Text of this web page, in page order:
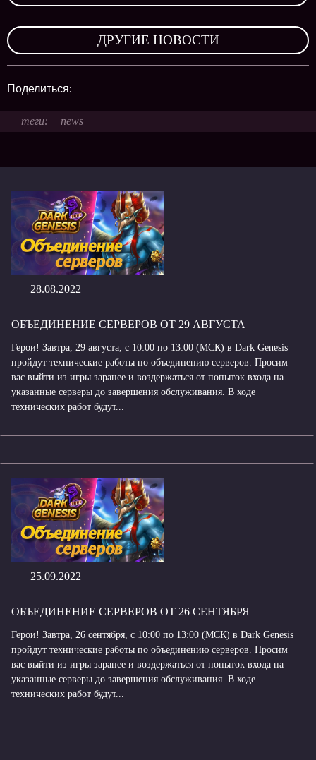
ДРУГИЕ НОВОСТИ
Поделиться:
news
28.08.2022
ОБЪЕДИНЕНИЕ СЕРВЕРОВ ОТ 29 АВГУСТА
Герои! Завтра, 29 августа, с 10:00 по 13:00 (МСК) в Dark Genesis
пройдут технические работы по объединению серверов. Просим
вас выйти из игры заранее и воздержаться от попыток входа на
указанные серверы до завершения обслуживания. В ходе
технических работ будут...
25.09.2022
ОБЪЕДИНЕНИЕ СЕРВЕРОВ ОТ 26 СЕНТЯБРЯ
Герои! Завтра, 26 сентября, с 10:00 по 13:00 (МСК) в Dark Genesis
пройдут технические работы по объединению серверов. Просим
вас выйти из игры заранее и воздержаться от попыток входа на
указанные серверы до завершения обслуживания. В ходе
технических работ будут...